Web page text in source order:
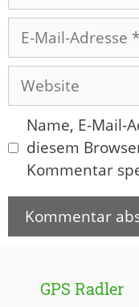
Adresse
Website
Name, E-Mail-
diesem
Kommentar
GPS Radler